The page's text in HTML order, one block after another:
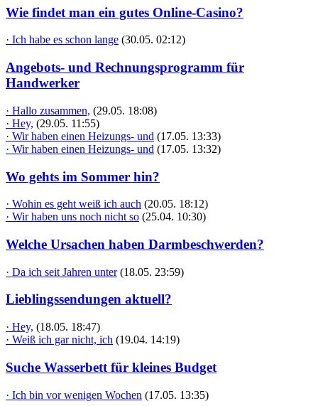
Wie findet man ein gutes Online-Casino?
· Ich habe es schon lange (30.05. 02:12)
Angebots- und Rechnungsprogramm für
Handwerker
· Hallo zusammen, (29.05. 18:08)
· Hey, (29.05. 11:55)
· Wir haben einen Heizungs- und (17.05. 13:33)
· Wir haben einen Heizungs- und (17.05. 13:32)
Wo gehts im Sommer hin?
· Wohin es geht weiß ich auch (20.05. 18:12)
· Wir haben uns noch nicht so (25.04. 10:30)
Welche Ursachen haben Darmbeschwerden?
· Da ich seit Jahren unter (18.05. 23:59)
Lieblingssendungen aktuell?
· Hey, (18.05. 18:47)
· Weiß ich gar nicht, ich (19.04. 14:19)
Suche Wasserbett für kleines Budget
· Ich bin vor wenigen Wochen (17.05. 13:35)